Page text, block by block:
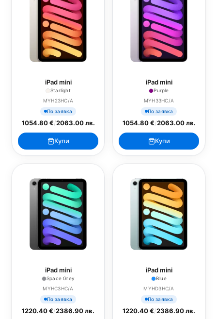
iPad mini
Starlight
MYH23HC/A
По заявка
1054.80 €/2063.00 лв.
Купи
iPad mini
Purple
MYH33HC/A
По заявка
1054.80 €/2063.00 лв.
Купи
iPad mini
Space Grey
MYHC3HC/A
По заявка
1220.40 €/2386.90 лв.
iPad mini
Blue
MYHD3HC/A
По заявка
1220.40 €/2386.90 лв.